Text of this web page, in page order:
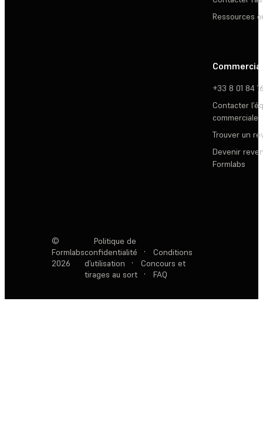
Ressources
Commercial
+33 8 01 84
Contacter
commerciale
Trouver un
Devenir
Formlabs
©
Formlabs
2026
Politique de
confidentialité
·
Conditions
d’utilisation
·
Concours et
tirages au sort
· FAQ